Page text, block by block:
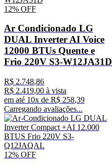
12% OFF
Ar Condicionado LG
DUAL Inverter AI Voice
12000 BTUs Quente e
Frio 220V S3-W12JA31D
R$ 2.748,86
R$ 2.419,00 à vista
em até 10x de R$ 258,39
Carregando avaliações...
12% OFF